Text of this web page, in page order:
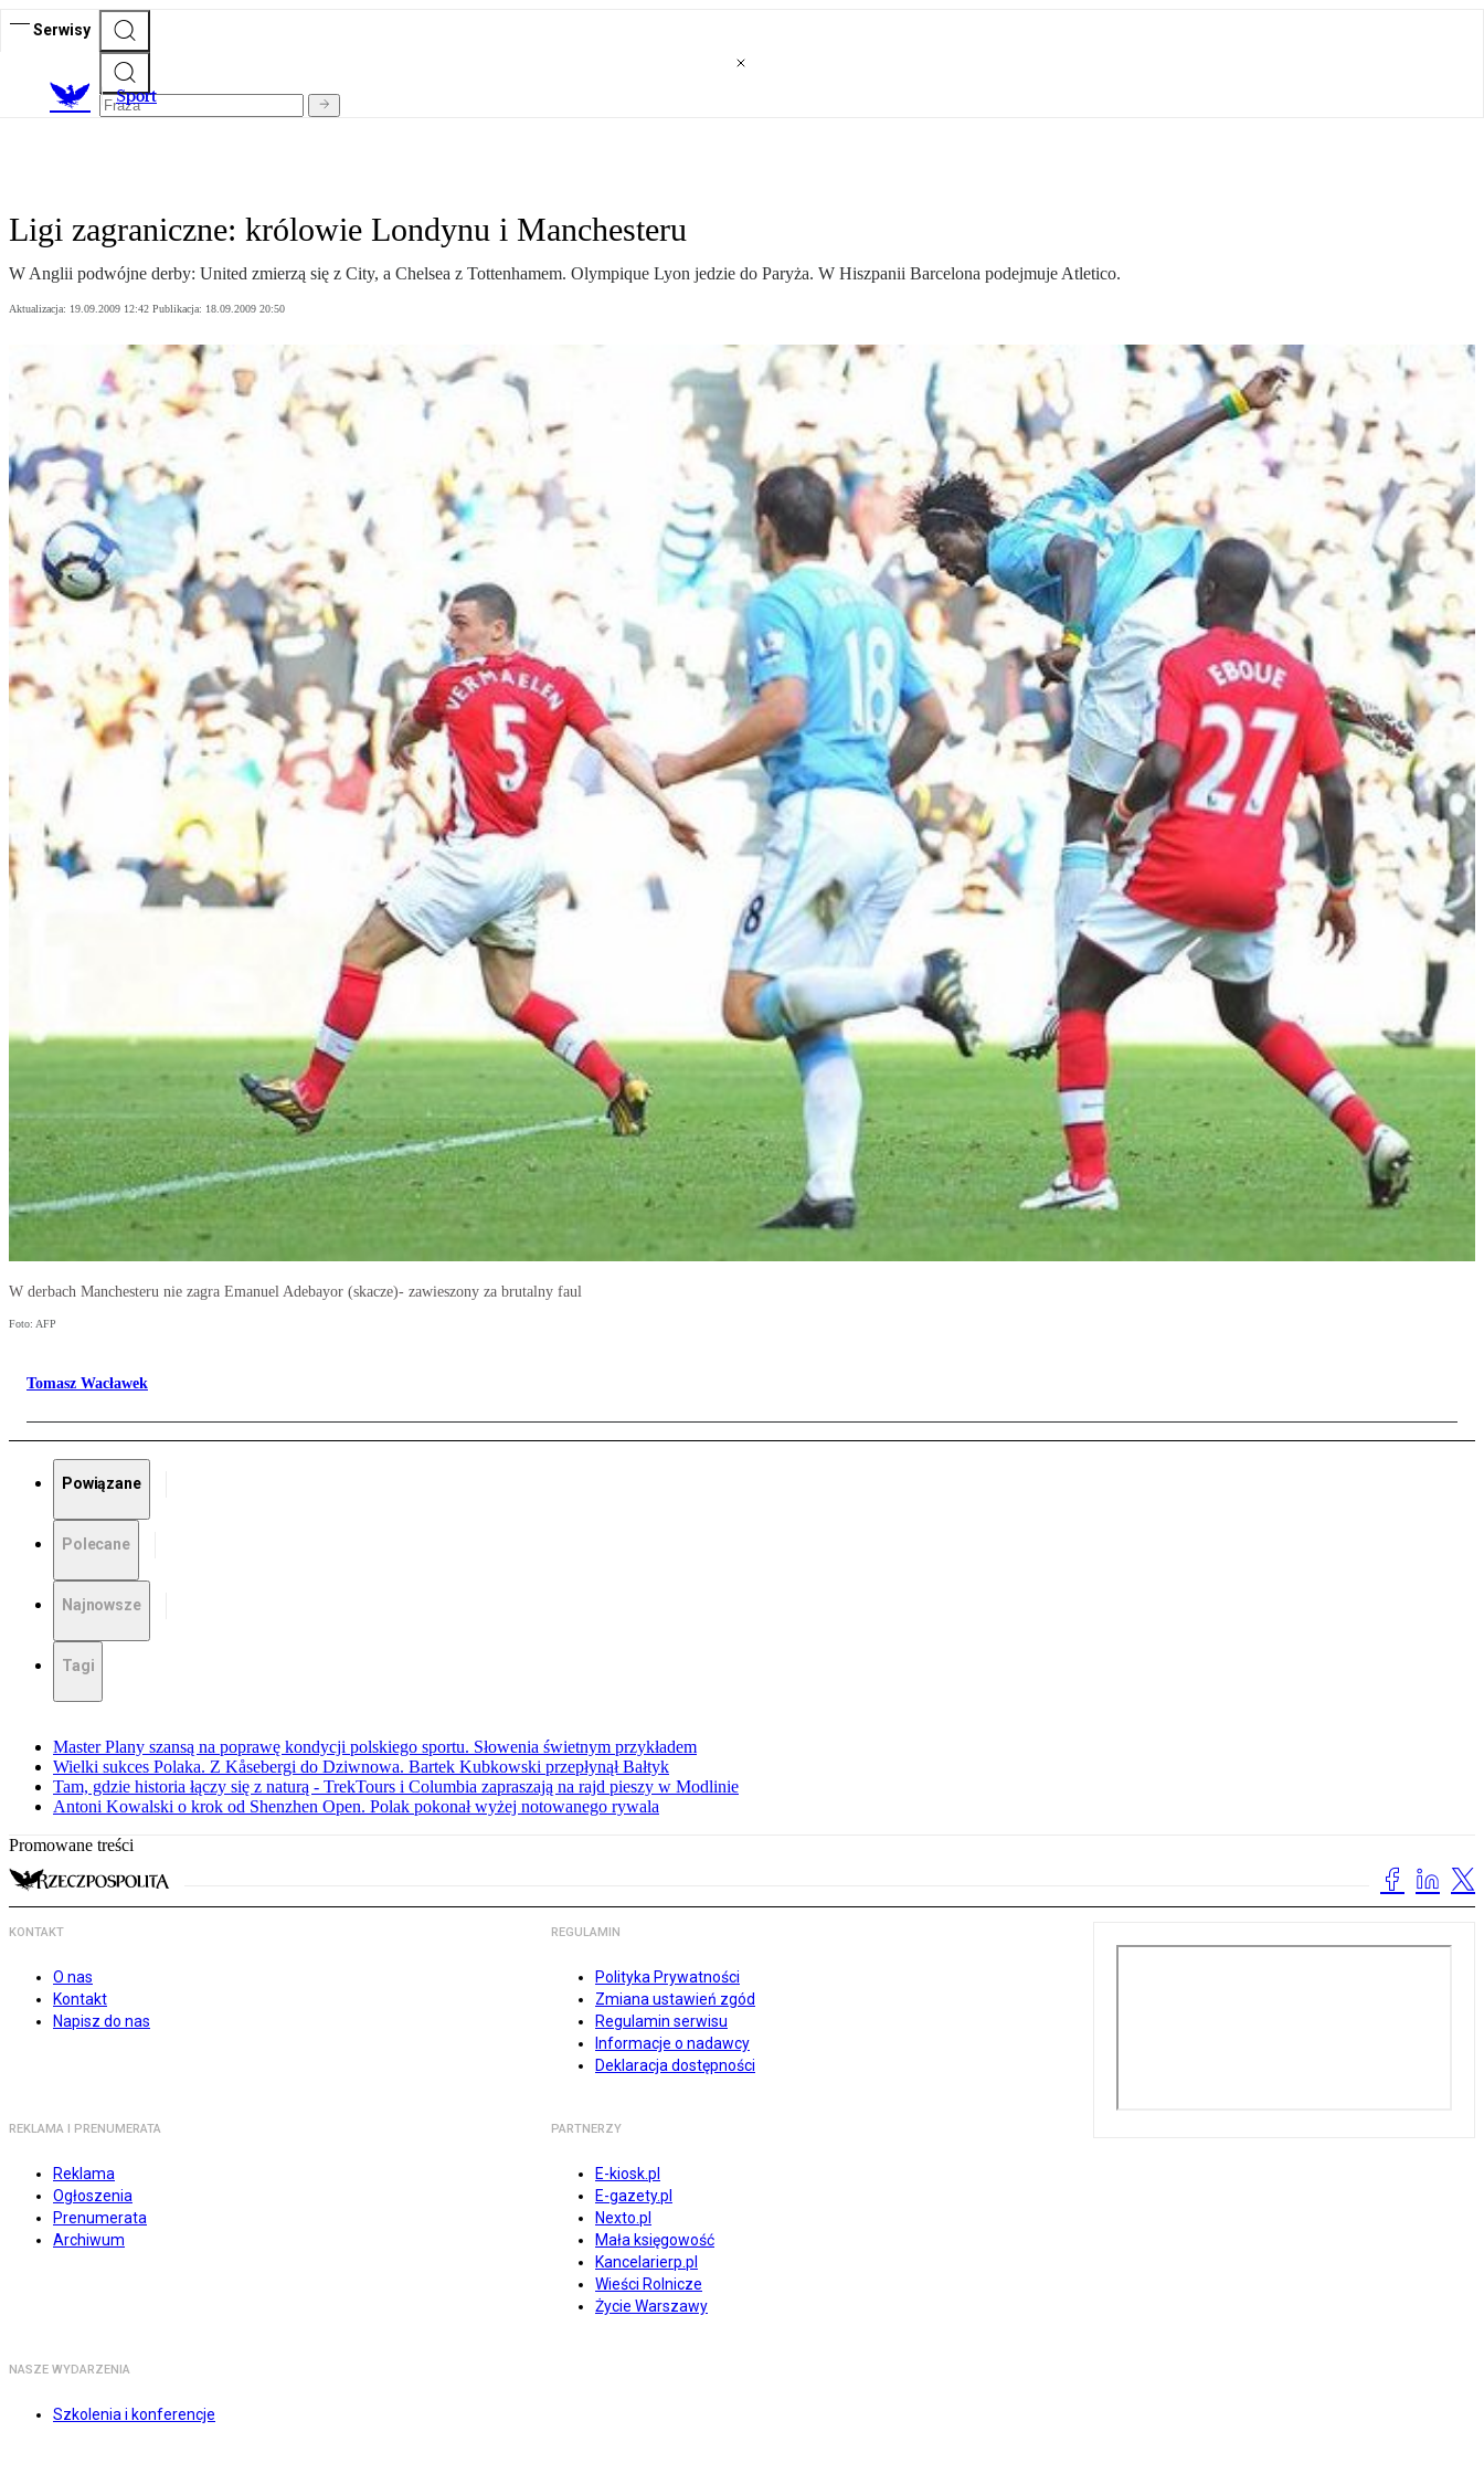
Serwisy
Sport
Ligi zagraniczne: królowie Londynu i Manchesteru
W Anglii podwójne derby: United zmierzą się z City, a Chelsea z Tottenhamem. Olympique Lyon jedzie do Paryża. W Hiszpanii Barcelona podejmuje Atletico.
Aktualizacja: 19.09.2009 12:42 Publikacja: 18.09.2009 20:50
W derbach Manchesteru nie zagra Emanuel Adebayor (skacze)- zawieszony za brutalny faul
Foto: AFP
Tomasz Wacławek
Powiązane
Polecane
Najnowsze
Tagi
Master Plany szansą na poprawę kondycji polskiego sportu. Słowenia świetnym przykładem
Wielki sukces Polaka. Z Kåsebergi do Dziwnowa. Bartek Kubkowski przepłynął Bałtyk
Tam, gdzie historia łączy się z naturą - TrekTours i Columbia zapraszają na rajd pieszy w Modlinie
Antoni Kowalski o krok od Shenzhen Open. Polak pokonał wyżej notowanego rywala
Promowane treści
KONTAKT
O nas
Kontakt
Napisz do nas
REGULAMIN
Polityka Prywatności
Zmiana ustawień zgód
Regulamin serwisu
Informacje o nadawcy
Deklaracja dostępności
REKLAMA I PRENUMERATA
Reklama
Ogłoszenia
Prenumerata
Archiwum
PARTNERZY
E-kiosk.pl
E-gazety.pl
Nexto.pl
Mała księgowość
Kancelarierp.pl
Wieści Rolnicze
Życie Warszawy
NASZE WYDARZENIA
Szkolenia i konferencje